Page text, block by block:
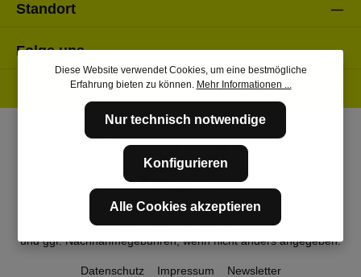
Standort
Folge uns
* Alle Preise inkl. gesetzl. Mehrwertsteuer zzgl.Versandkosten
und ggf. Nachnahmegebühren, wenn nicht anders angegeben.
Datenschutz Impressum Newsletter
Diese Website verwendet Cookies, um eine bestmögliche
Erfahrung bieten zu können. Mehr Informationen ...
Nur technisch notwendige
Konfigurieren
Alle Cookies akzeptieren